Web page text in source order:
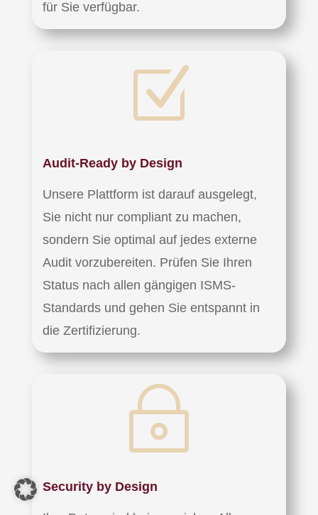
für Sie verfügbar.
Z
Audit-Ready by Design
Unsere Plattform ist darauf ausgelegt,
Sie nicht nur compliant zu machen,
sondern Sie optimal auf jedes externe
Audit vorzubereiten. Prüfen Sie Ihren
Status nach allen gängigen ISMS-
Standards und gehen Sie entspannt in
die Zertifizierung.
~
Security by Design